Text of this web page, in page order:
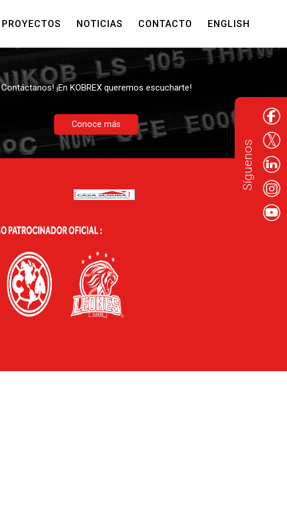
PROYECTOS NOTICIAS CONTACTO ENGLISH
Síguenos
Contáctanos! ¡En KOBREX queremos escucharte!
Conoce más